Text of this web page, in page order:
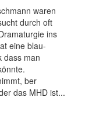
waren
durch oft
ins
eine blau-
dass man
ber
das MHD ist...